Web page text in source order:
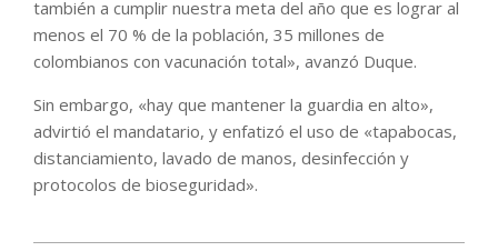
también a cumplir nuestra meta del año que es lograr al
menos el 70 % de la población, 35 millones de
colombianos con vacunación total», avanzó Duque.
Sin embargo, «hay que mantener la guardia en alto»,
advirtió el mandatario, y enfatizó el uso de «tapabocas,
distanciamiento, lavado de manos, desinfección y
protocolos de bioseguridad».